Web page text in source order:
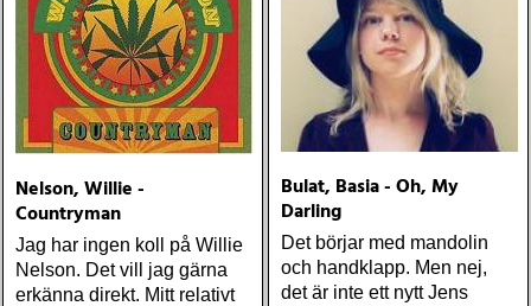
Nelson, Willie -
Countryman
Jag har ingen koll på Willie
Nelson. Det vill jag gärna
erkänna direkt. Mitt relativt
Bulat, Basia - Oh, My
Darling
Det börjar med mandolin
och handklapp. Men nej,
det är inte ett nytt Jens